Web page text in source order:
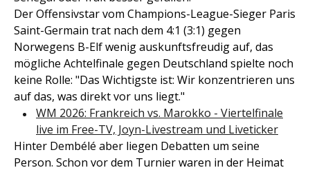
Der Offensivstar vom Champions-League-Sieger Paris
Saint-Germain trat nach dem 4:1 (3:1) gegen
Norwegens B-Elf wenig auskunftsfreudig auf, das
mögliche Achtelfinale gegen Deutschland spielte noch
keine Rolle: "Das Wichtigste ist: Wir konzentrieren uns
auf das, was direkt vor uns liegt."
WM 2026: Frankreich vs. Marokko - Viertelfinale
live im Free-TV, Joyn-Livestream und Liveticker
Hinter Dembélé aber liegen Debatten um seine
Person. Schon vor dem Turnier waren in der Heimat